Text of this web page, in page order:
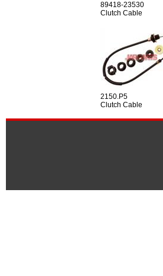
89418-23530
Clutch Cable
2150.P5
Clutch Cable